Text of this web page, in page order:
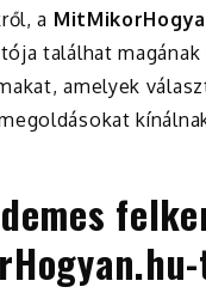
a
találhat magának
amelyek